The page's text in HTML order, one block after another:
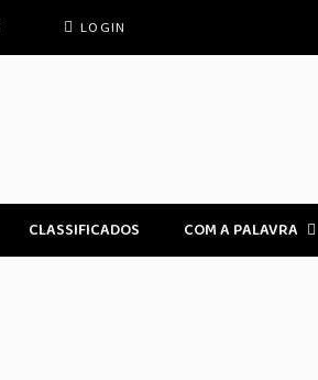
LOGIN
CLASSIFICADOS COM A PALAVRA